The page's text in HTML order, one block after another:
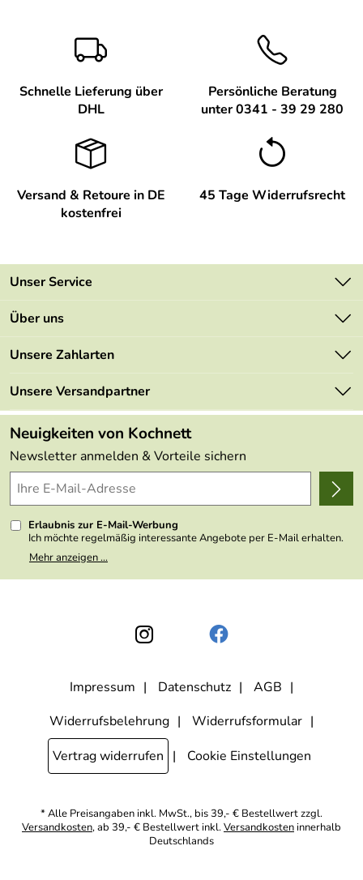
Schnelle Lieferung über
DHL
Persönliche Beratung
unter 0341 - 39 29 280
Versand & Retoure in DE
kostenfrei
45 Tage Widerrufsrecht
Unser Service
Kontakt
Retourenportal
Lieferbedingungen
Kundenlogin
Über uns
Unsere Bestseller
Neu
Kundenbewertungen (48.994)
4,9/5*****
Unsere Zahlarten
Unsere Versandpartner
Neuigkeiten von Kochnett
Newsletter anmelden & Vorteile sichern
Erlaubnis zur E-Mail-Werbung
Ich möchte regelmäßig interessante Angebote per E-Mail erhalten.
Meine E-Mail-Adresse wird nicht an andere Unternehmen
weitergegeben. Zu statistischen Zwecken wird in anonymer Form
den Link "Abmelden" am Ende des Newsletters anklicke oder die
Option Newsletter im Mitgliederbereich deaktiviere. Die
habe ich zur Kenntnis genommen.
Mehr anzeigen ...
Impressum Datenschutz
AGB
Widerrufsbelehrung
Widerrufsformular
Vertrag widerrufen
Cookie Einstellungen
* Alle Preisangaben inkl. MwSt., bis 39,- € Bestellwert zzgl.
Versandkosten, ab 39,- € Bestellwert inkl.Versandkosten innerhalb
Deutschlands